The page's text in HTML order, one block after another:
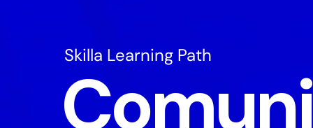
Skilla Learning Path